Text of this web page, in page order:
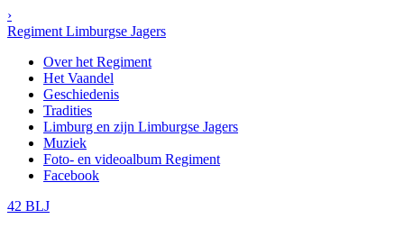
›
Regiment Limburgse Jagers
Over het Regiment
Het Vaandel
Geschiedenis
Tradities
Limburg en zijn Limburgse Jagers
Muziek
Foto- en videoalbum Regiment
Facebook
42 BLJ